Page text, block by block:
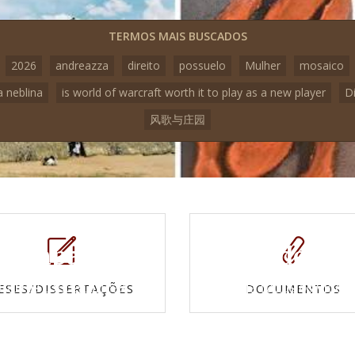
TERMOS MAIS BUSCADOS
2026
andreazza direito possuelo Mulher
mosaico
neblina
is world of warcraft worth it to play as a new player
风歌与庄园
DISSERTAÇÕES DOCUMENTOS
Mapas e
topográficas
Vídeos
Veja todos os vídeos